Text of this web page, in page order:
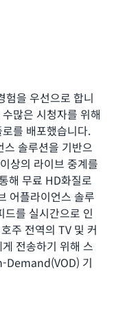
험을 우선으로 합니
많은 시청자를 위해
를 배포했습니다.
솔루션을 기반으
상의 라이브 중계를
해 무료 HD화질로
어플라이언스 솔루
드를 실시간으로 인
주 전역의 TV 및 커
전송하기 위해 스
Demand(VOD) 기